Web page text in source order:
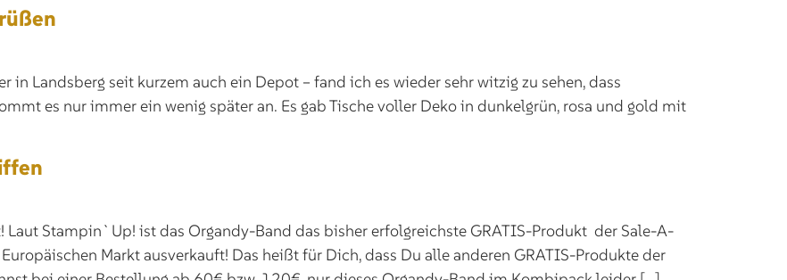
in Landsberg seit kurzem auch ein Depot – fand ich es wieder sehr witzig zu sehen, dass
es nur immer ein wenig später an. Es gab Tische voller Deko in dunkelgrün, rosa und gold mit
Laut Stampin`Up! ist das Organdy-Band das bisher erfolgreichste GRATIS-Produkt der Sale-A-
Markt ausverkauft! Das heißt für Dich, dass Du alle anderen GRATIS-Produkte der